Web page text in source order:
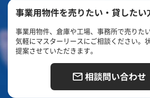
事業用物件を売りたい・貸したい
事業用物件、倉庫や工場、事務所で売りた
気軽にマスターリースにご相談ください。
提案させていただきます。
相談問い合わせ